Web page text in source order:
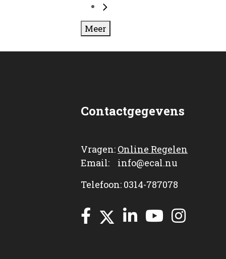
Meer
Contactgegevens
Vragen: Online Regelen
Email: info@ecal.nu
Telefoon: 0314-787078